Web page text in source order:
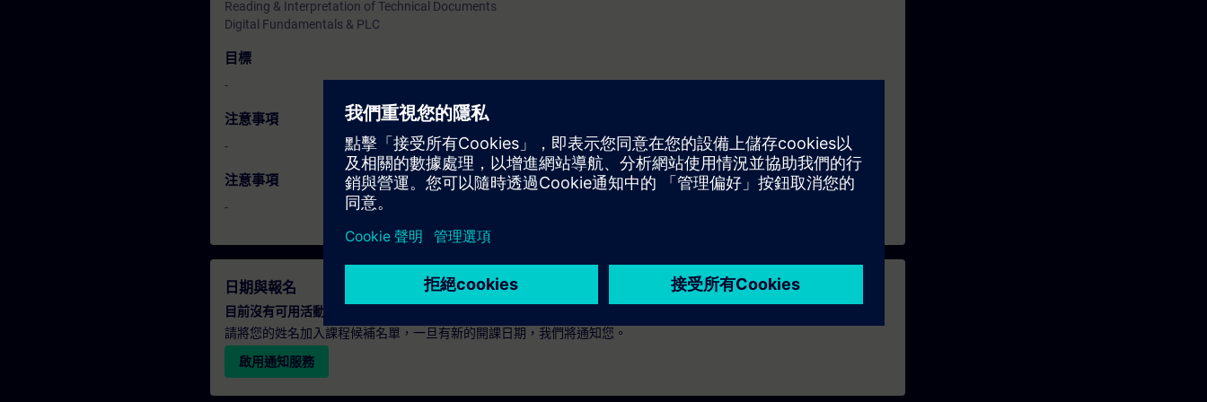
Reading & Interpretation of Technical Documents
Digital Fundamentals & PLC
目標
-
注意事項
-
注意事項
-
日期與報名
目前沒有可用活動
請將您的姓名加入課程候補名單，一旦有新的開課日期，我們將通知您。
啟用通知服務